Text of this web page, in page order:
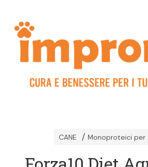
CANE Monoproteici per